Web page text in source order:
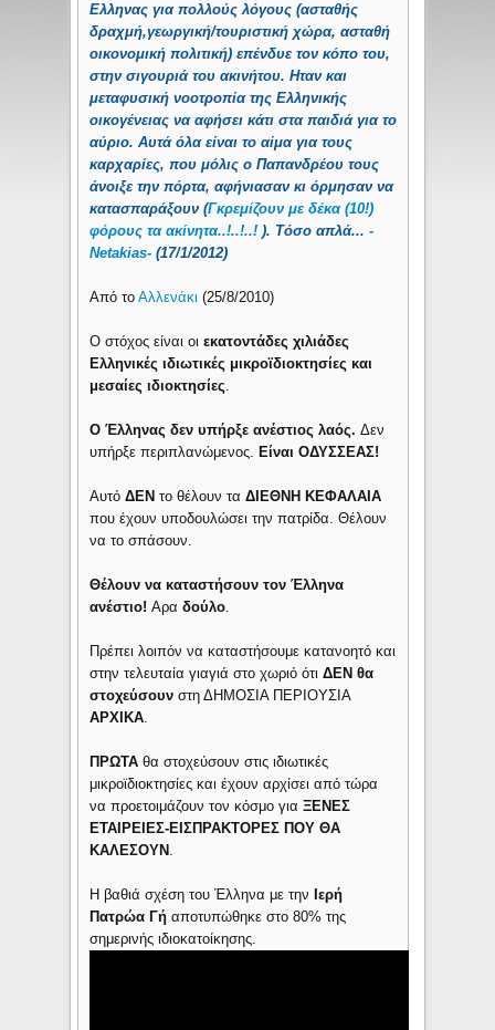
Ελληνας για πολλούς λόγους (ασταθής
δραχμή,γεωργική/τουριστική χώρα, ασταθή
οικονομική πολιτική) επένδυε τον κόπο του,
στην σιγουριά του ακινήτου. Ηταν και
μεταφυσική νοοτροπία της Ελληνικής
οικογένειας να αφήσει κάτι στα παιδιά για το
αύριο. Αυτά όλα είναι το αίμα για τους
καρχαρίες, που μόλις ο Παπανδρέου τους
άνοιξε την πόρτα, αφήνιασαν κι όρμησαν να
κατασπαράξουν (Γκρεμίζουν με δέκα (10!)
φόρους τα ακίνητα..!..!..! ). Τόσο απλά... -
Netakias- (17/1/2012)
Από τοΑλλενάκι (25/8/2010)
Ο στόχος είναι οιεκατοντάδες χιλιάδες
Ελληνικές ιδιωτικές μικροϊδιοκτησίες και
μεσαίες ιδιοκτησίες.
Ο Έλληνας δεν υπήρξε ανέστιος λαός.Δεν
υπήρξε περιπλανώμενος. Είναι ΟΔΥΣΣΕΑΣ!
ΑυτόΔΕΝ το θέλουν ταΔΙΕΘΝΗ ΚΕΦΑΛΑΙΑ
που έχουν υποδουλώσει την πατρίδα. Θέλουν
να το σπάσουν.
Θέλουν να καταστήσουν τον Έλληνα
ανέστιο!Αραδούλο.
Πρέπει λοιπόν να καταστήσουμε κατανοητό και
στην τελευταία γιαγιά στο χωριό ότιΔΕΝ θα
στοχεύσουν στη ΔΗΜΟΣΙΑ ΠΕΡΙΟΥΣΙΑ
ΑΡΧΙΚΑ.
ΠΡΩΤΑ θα στοχεύσουν στις ιδιωτικές
μικροϊδιοκτησίες και έχουν αρχίσει από τώρα
να προετοιμάζουν τον κόσμο γιαΞΕΝΕΣ
ΕΤΑΙΡΕΙΕΣ-ΕΙΣΠΡΑΚΤΟΡΕΣ ΠΟΥ ΘΑ
ΚΑΛΕΣΟΥΝ .
Η βαθιά σχέση του Έλληνα με την Ιερή
Πατρώα Γήαποτυπώθηκε στο 80% της
σημερινής ιδιοκατοίκησης.